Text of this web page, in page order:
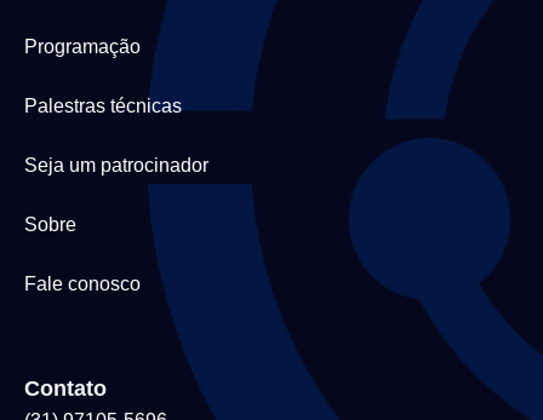
Programação
Palestras técnicas
Seja um patrocinador
Sobre
Fale conosco
Contato